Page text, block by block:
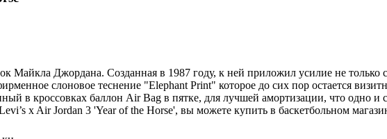
Майкла Джордана. Созданная в 1987 году, к ней приложил усилие не
слоновое теснение "Elephant Print" которое до сих пор остается
в кроссовках баллон Air Bag в пятке, для лучшей амортизации, что одно
x Air Jordan 3 'Year of the Horse', вы можете купить в баскетбольном